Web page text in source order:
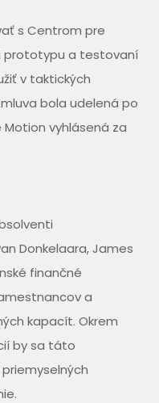
s Centrom pre
prototypu a testovaní
v taktických
bola udelená po
vyhlásená za
Donkelaara, James
finančné
a
kapacít. Okrem
by sa táto